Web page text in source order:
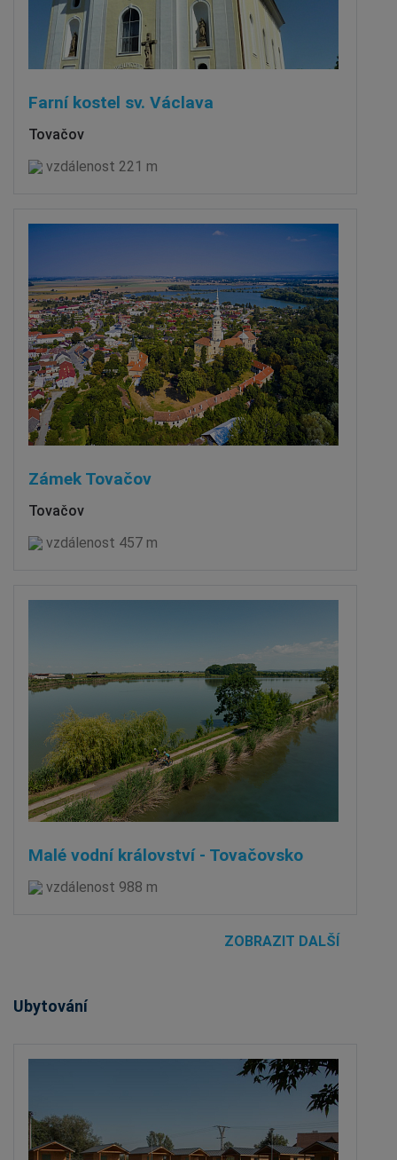
Farní kostel sv. Václava
Tovačov
vzdálenost 221 m
Zámek Tovačov
Tovačov
vzdálenost 457 m
Malé vodní království - Tovačovsko
vzdálenost 988 m
ZOBRAZIT DALŠÍ
Ubytování